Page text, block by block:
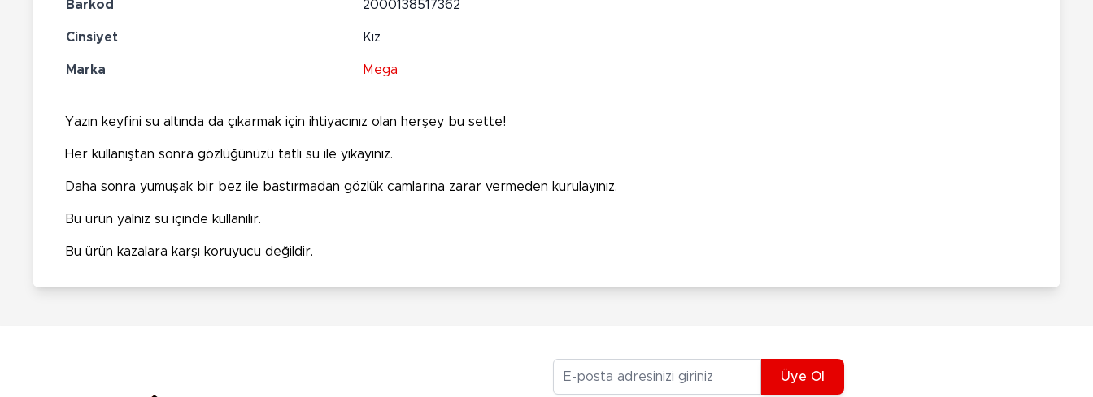
Barkod 2000138517362
Cinsiyet Kız
Marka Mega
Yazın keyfini su altında da çıkarmak için ihtiyacınız olan herşey bu sette!
Her kullanıştan sonra gözlüğünüzü tatlı su ile yıkayınız.
Daha sonra yumuşak bir bez ile bastırmadan gözlük camlarına zarar vermeden kurulayınız.
Bu ürün yalnız su içinde kullanılır.
Bu ürün kazalara karşı koruyucu değildir.
Üye Ol